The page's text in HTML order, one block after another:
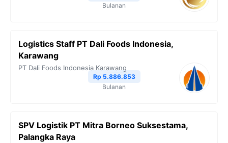
Bulanan
Logistics Staff PT Dali Foods Indonesia,
Karawang
PT Dali Foods Indonesia Karawang
Rp 5.886.853
Bulanan
SPV Logistik PT Mitra Borneo Suksestama,
Palangka Raya